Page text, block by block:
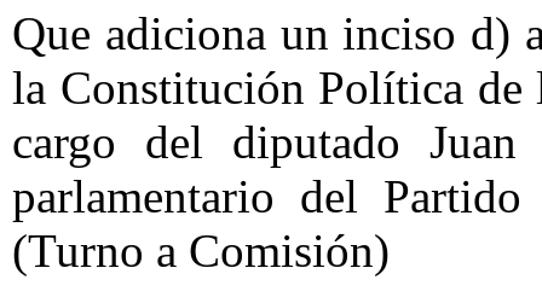
Que adiciona un inciso d)
la Constitución Política de
cargo del diputado
parlamentario del
(Turno a Comisión)